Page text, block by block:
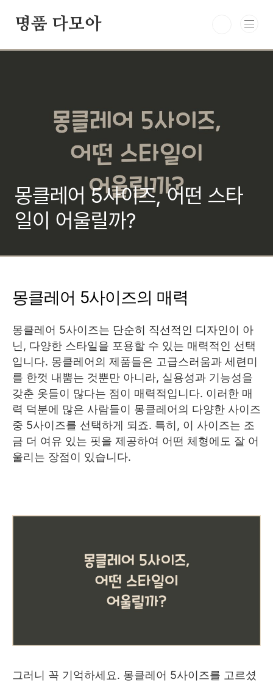
명품 다모아
몽클레어 5사이즈, 어떤 스타
일이 어울릴까?
몽클레어 5사이즈의 매력
몽클레어 5사이즈는 단순히 직선적인 디자인이 아
닌, 다양한 스타일을 포용할 수 있는 매력적인 선택
입니다. 몽클레어의 제품들은 고급스러움과 세련미
를 한껏 내뿜는 것뿐만 아니라, 실용성과 기능성을
갖춘 옷들이 많다는 점이 매력적입니다. 이러한 매
력 덕분에 많은 사람들이 몽클레어의 다양한 사이즈
중 5사이즈를 선택하게 되죠. 특히, 이 사이즈는 조
금 더 여유 있는 핏을 제공하여 어떤 체형에도 잘 어
울리는 장점이 있습니다.
그러니 꼭 기억하세요. 몽클레어 5사이즈를 고르셨